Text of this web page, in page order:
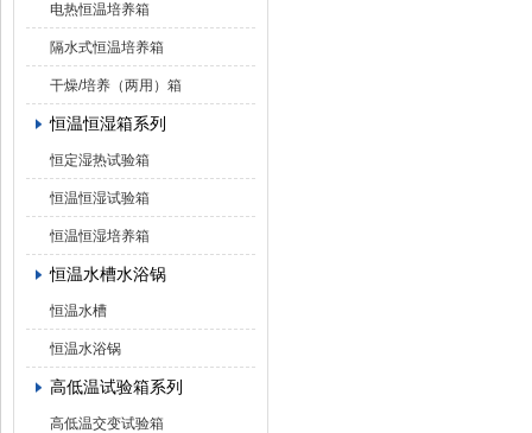
电热恒温培养箱
隔水式恒温培养箱
干燥/培养（两用）箱
恒温恒湿箱系列
恒定湿热试验箱
恒温恒湿试验箱
恒温恒湿培养箱
恒温水槽水浴锅
恒温水槽
恒温水浴锅
高低温试验箱系列
高低温交变试验箱